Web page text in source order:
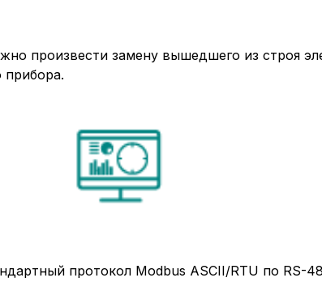
произвести замену вышедшего из строя
прибора.
протокол Modbus ASCII/RTU по RS-